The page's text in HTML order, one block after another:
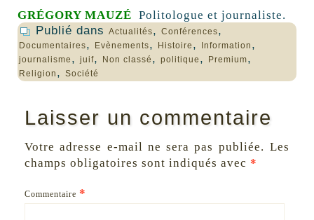
GRÉGORY MAUZÉ Politologue et journaliste.
Publié dans Actualités, Conférences,
Documentaires, Evènements, Histoire , Information ,
journalisme , juif, Non classé , politique , Premium,
Religion , Société
Laisser un commentaire
Votre adresse e-mail ne sera pas publiée. Les
champs obligatoires sont indiqués avec *
Commentaire *